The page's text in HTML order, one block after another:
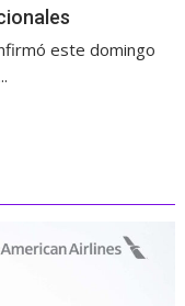
este domingo